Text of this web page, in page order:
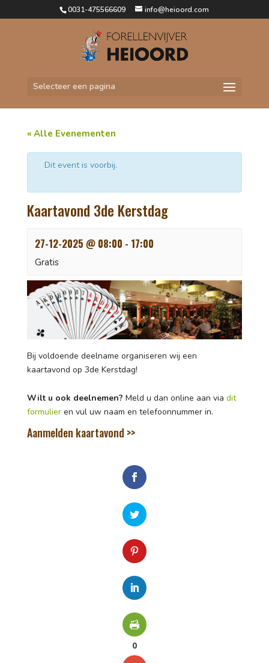
0031-475566609 info@heioord.com
Selecteer een pagina
Home»Evenementen»
« Alle Evenementen
Dit event is voorbij.
Kaartavond 3de Kerstdag
27-12-2025 @ 08:00 - 17:00
Gratis
Bij voldoende deelname organiseren wij een
kaartavond op 3de Kerstdag!
Wilt u ook deelnemen? Meld u dan online aan via dit
formulieren vul uw naam en telefoonnummer in.
Aanmelden kaartavond >>
0